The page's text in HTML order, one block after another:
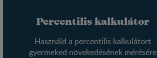
Percentilis kalkulátor
Használd a percentilis kalkulátort
gyermeked növekedésének mérésére